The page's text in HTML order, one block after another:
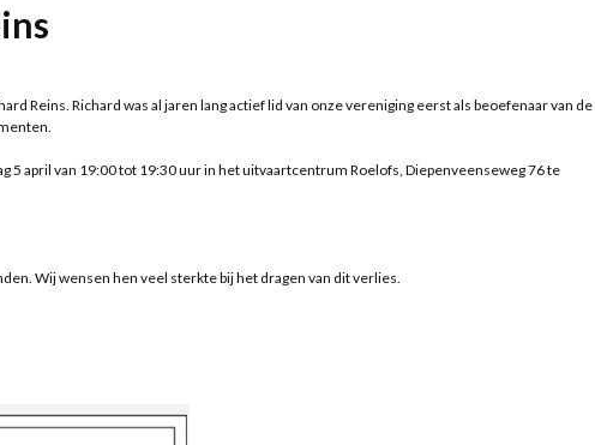
Reins. Richard was al jaren lang actief lid van onze vereniging eerst als beoefenaar van de
5 april van 19:00 tot 19:30 uur in het uitvaartcentrum Roelofs, Diepenveenseweg 76 te
Wij wensen hen veel sterkte bij het dragen van dit verlies.